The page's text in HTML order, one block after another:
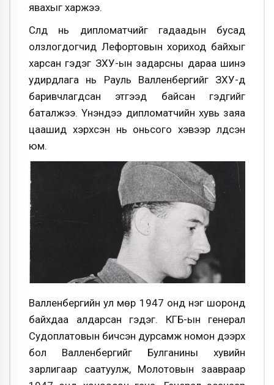
явахыг харжээ.
Сүүлд нь дипломатчийг гадаадын бусад
олзлогдогчид Лефортовын хориход байхыг
харсан гэдэг ЗХУ-ын задарсны дараа шинэ
удирдлага нь Рауль Валленбергийг ЗХУ-д
баривчлагдсан этгээд байсан гэдгийг
баталжээ. Үнэндээ дипломатчийн хувь заяа
цаашид хэрхсэн нь оньсого хэвээр үлдсэн
юм.
Валленбергийн ул мөр 1947 онд нэг шоронд
байхдаа алдарсан гэдэг. КГБ-ын генерал
Судоплатовын бичсэн дурсамж номон дээрх
бол Валленбергийг Булганины хувийн
зарлигаар саатуулж, Молотовын заавраар